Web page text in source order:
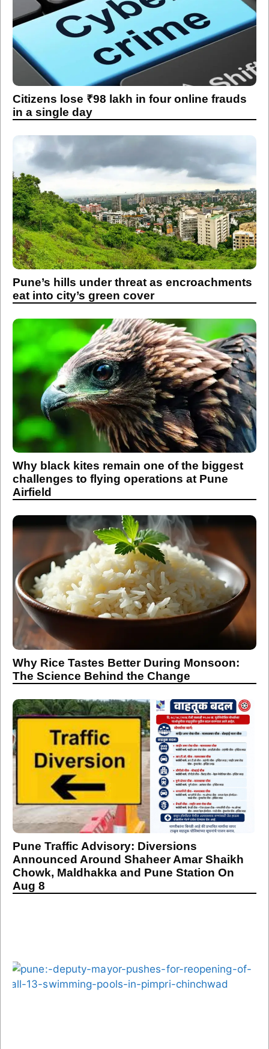
Citizens lose ₹98 lakh in four online frauds
in a single day
Pune’s hills under threat as encroachments
eat into city’s green cover
Why black kites remain one of the biggest
challenges to flying operations at Pune
Airfield
Why Rice Tastes Better During Monsoon:
The Science Behind the Change
Pune Traffic Advisory: Diversions
Announced Around Shaheer Amar Shaikh
Chowk, Maldhakka and Pune Station On
Aug 8